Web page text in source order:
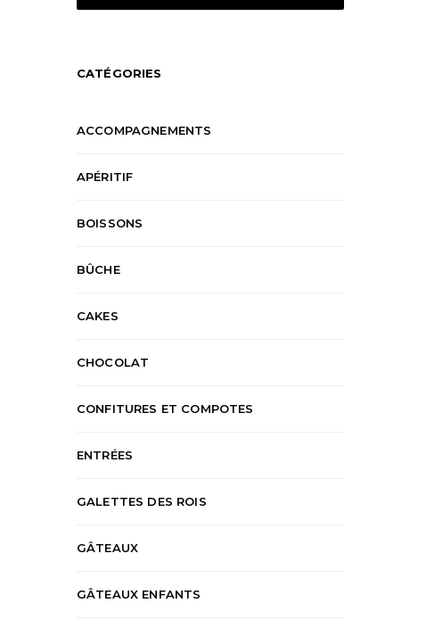
CATÉGORIES
ACCOMPAGNEMENTS
APÉRITIF
BOISSONS
BÛCHE
CAKES
CHOCOLAT
CONFITURES ET COMPOTES
ENTRÉES
GALETTES DES ROIS
GÂTEAUX
GÂTEAUX ENFANTS